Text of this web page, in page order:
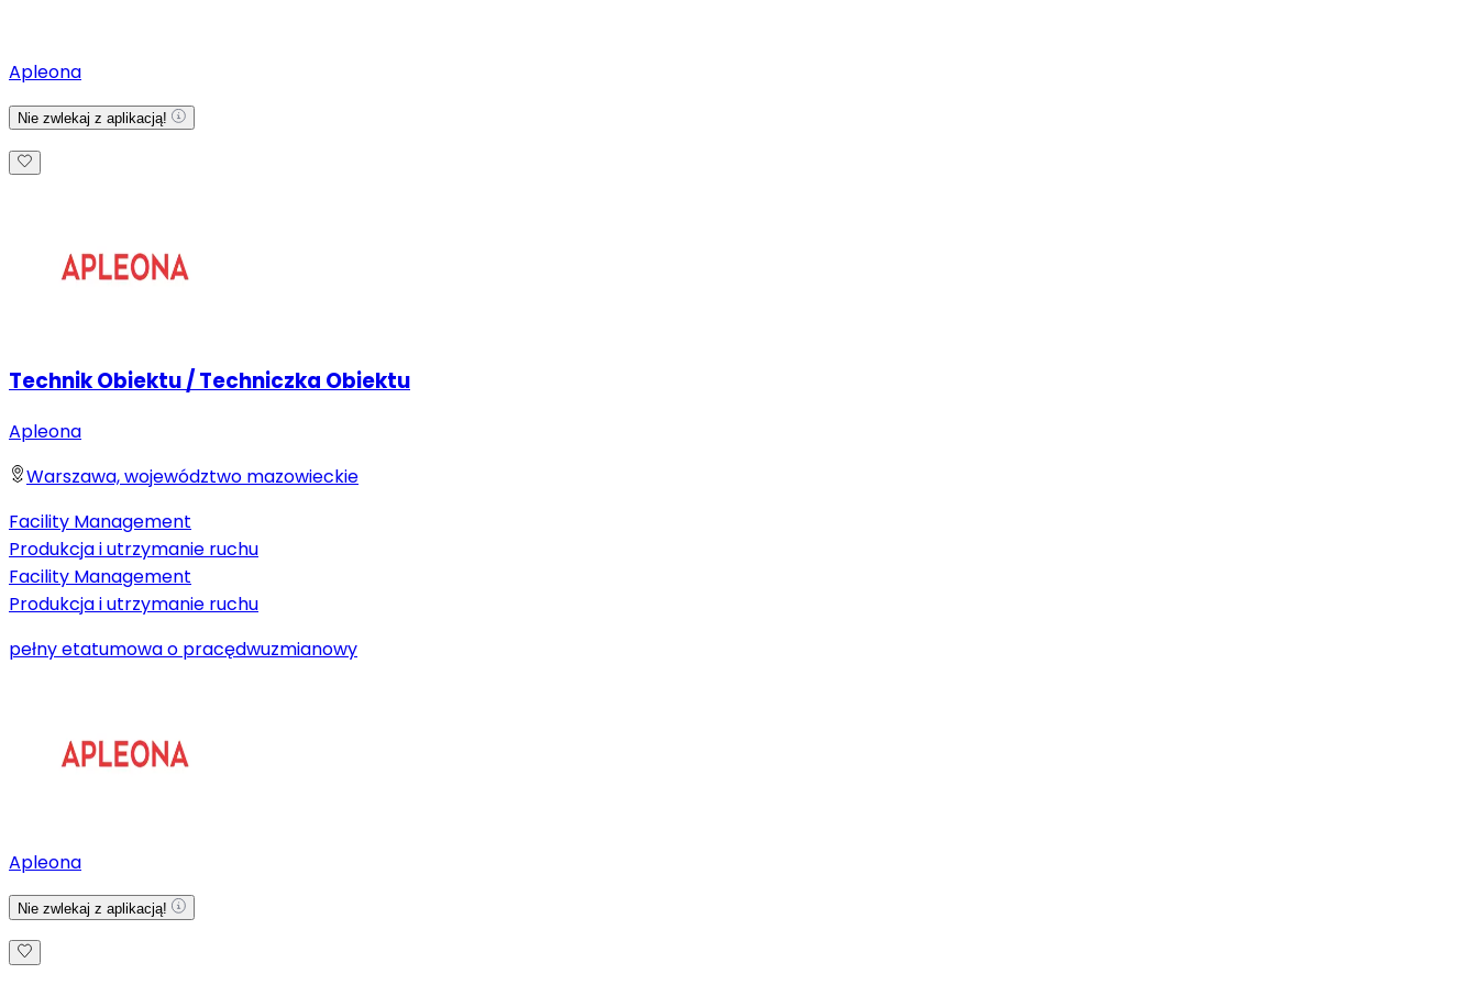
Apleona
Nie zwlekaj z aplikacją!
Technik Obiektu / Techniczka Obiektu
Apleona
Warszawa, województwo mazowieckie
Facility Management
Produkcja i utrzymanie ruchu
Facility Management
Produkcja i utrzymanie ruchu
pełny etatumowa o pracędwuzmianowy
Apleona
Nie zwlekaj z aplikacją!